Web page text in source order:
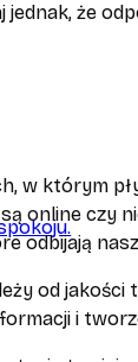
że
w którym
online czy
odbijają
od
i